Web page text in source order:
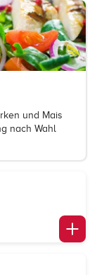
und Mais
nach Wahl